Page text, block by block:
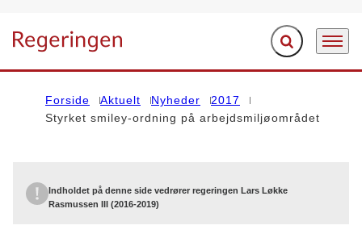
Gå til forsiden Fold søgefelt ud
Menu
Forside Aktuelt Nyheder
2017
Styrket smiley-ordning på arbejdsmiljøområdet
Indholdet på denne side vedrører regeringen Lars Løkke
Rasmussen III (2016-2019)